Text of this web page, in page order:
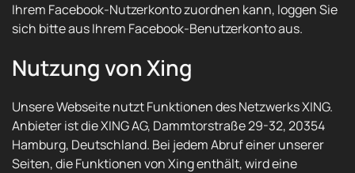
Ihrem Facebook-Nutzerkonto zuordnen kann, loggen Sie
sich bitte aus Ihrem Facebook-Benutzerkonto aus.
Nutzung von Xing
Unsere Webseite nutzt Funktionen des Netzwerks XING.
Anbieter ist die XING AG, Dammtorstraße 29-32, 20354
Hamburg, Deutschland. Bei jedem Abruf einer unserer
Seiten, die Funktionen von Xing enthält, wird eine